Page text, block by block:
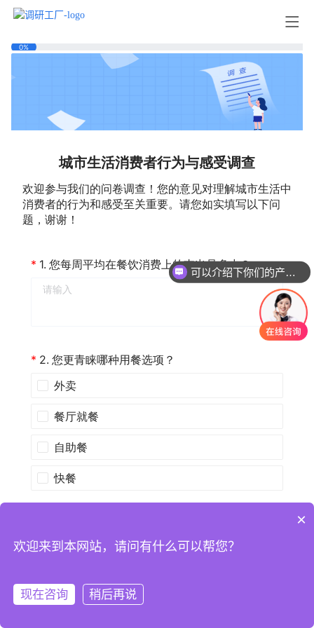
注册
×
欢迎来到本网站，请问有什么可以帮您？
现在咨询 稍后再说